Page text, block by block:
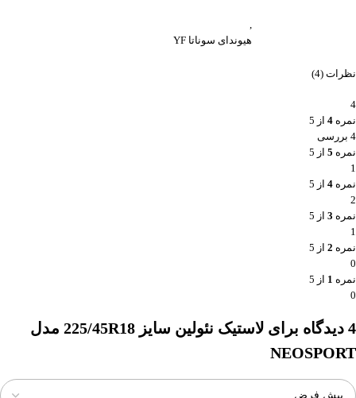
,
هیوندای سوناتا YF
نظرات (4)
4
نمره 4 از 5
4 بررسی
نمره 5 از 5
1
نمره 4 از 5
2
نمره 3 از 5
1
نمره 2 از 5
0
نمره 1 از 5
0
4 دیدگاه برای
لاستیک نئولین سایز 225/45R18 مدل
NEOSPORT